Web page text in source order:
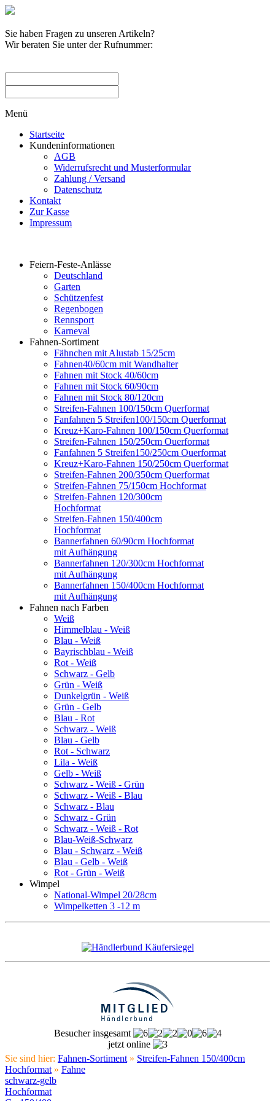
Sie haben Fragen zu unseren Artikeln?
Wir beraten Sie unter der Rufnummer:
Menü
Startseite
Kundeninformationen
AGB
Widerrufsrecht und Musterformular
Zahlung / Versand
Datenschutz
Kontakt
Zur Kasse
Impressum
Feiern-Feste-Anlässe
Deutschland
Garten
Schützenfest
Regenbogen
Rennsport
Karneval
Fahnen-Sortiment
Fähnchen mit Alustab 15/25cm
Fahnen40/60cm mit Wandhalter
Fahnen mit Stock 40/60cm
Fahnen mit Stock 60/90cm
Fahnen mit Stock 80/120cm
Streifen-Fahnen 100/150cm Querformat
Fanfahnen 5 Streifen100/150cm Querformat
Kreuz+Karo-Fahnen 100/150cm Querformat
Streifen-Fahnen 150/250cm Ouerformat
Fanfahnen 5 Streifen150/250cm Ouerformat
Kreuz+Karo-Fahnen 150/250cm Querformat
Streifen-Fahnen 200/350cm Querformat
Streifen-Fahnen 75/150cm Hochformat
Streifen-Fahnen 120/300cm
Hochformat
Streifen-Fahnen 150/400cm
Hochformat
Bannerfahnen 60/90cm Hochformat
mit Aufhängung
Bannerfahnen 120/300cm Hochformat
mit Aufhängung
Bannerfahnen 150/400cm Hochformat
mit Aufhängung
Fahnen nach Farben
Weiß
Himmelblau - Weiß
Blau - Weiß
Bayrischblau - Weiß
Rot - Weiß
Schwarz - Gelb
Grün - Weiß
Dunkelgrün - Weiß
Grün - Gelb
Blau - Rot
Schwarz - Weiß
Blau - Gelb
Rot - Schwarz
Lila - Weiß
Gelb - Weiß
Schwarz - Weiß - Grün
Schwarz - Weiß - Blau
Schwarz - Blau
Schwarz - Grün
Schwarz - Weiß - Rot
Blau-Weiß-Schwarz
Blau - Schwarz - Weiß
Blau - Gelb - Weiß
Rot - Grün - Weiß
Wimpel
National-Wimpel 20/28cm
Wimpelketten 3 -12 m
Besucher insgesamt
jetzt online
Sie sind hier: Fahnen-Sortiment » Streifen-Fahnen 150/400cm
Hochformat » Fahne
schwarz-gelb
Hochformat